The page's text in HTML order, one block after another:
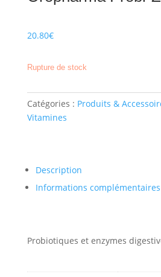
20.80€
Rupture de stock
Catégories : Produits &
Vitamines
Description
Informations complémentaires
Probiotiques et enzymes